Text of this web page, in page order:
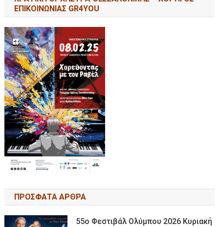
ΕΠΙΚΟΙΝΩΝΙΑΣ GR4YOU
ΠΡΟΣΦΑΤΑ ΑΡΘΡΑ
55ο Φεστιβάλ Ολύμπου 2026 Κυριακή